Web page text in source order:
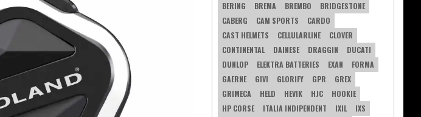
BERING
BREMA BREMBO
BRIDGESTONE
CABERG
CAM SPORTS
CARDO
CAST HELMETS
CELLULARLINE
CLOVER
CONTINENTAL
DAINESE DRAGGIN
DUCATI
DUNLOP
ELEKTRA BATTERIES EXAN
FORMA
GAERNE
GIVI GLORIFY GPR
GREX
GRIMECA
HELD HEVIK HJC
HOOKIE
HP CORSE
ITALIA INDIPENDENT IXIL
IXS